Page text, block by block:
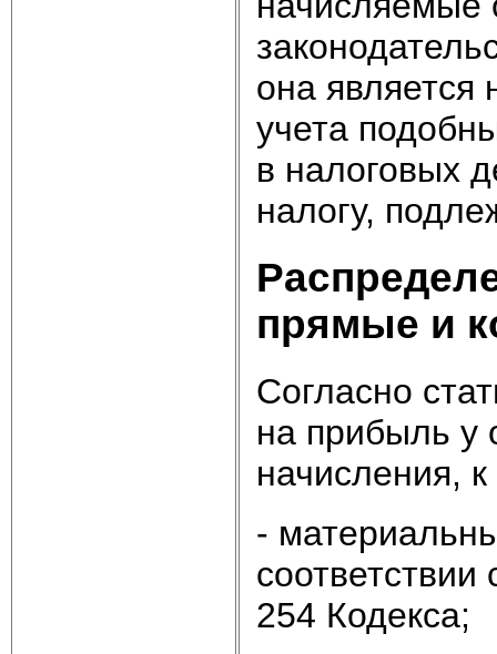
она
учета
в налоговых
налогу,
прямые и
Согласно
на прибыль у
начисления,
-
соответствии
254 Кодекса;